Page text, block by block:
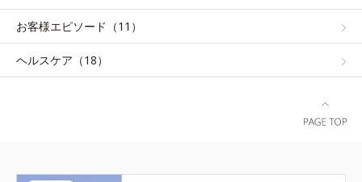
お客様エピソード（11）
ヘルスケア（18）